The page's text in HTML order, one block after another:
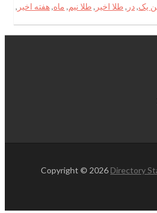
یک,در ,طلا اخیر ,طلا نیم, ماه,هفته اخیر ,
Copyright © 2026 Directory